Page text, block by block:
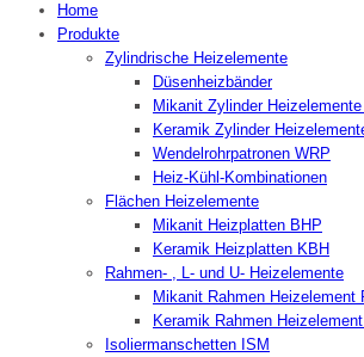
Home
Produkte
Zylindrische Heizelemente
Düsenheizbänder
Mikanit Zylinder
Keramik Zylinder
Wendelrohrpatronen WRP
Heiz-Kühl-Kombinationen
Flächen Heizelemente
Mikanit Heizplatten BHP
Keramik Heizplatten KBH
Rahmen- , L- und U- Heizelemente
Mikanit Rahmen Heizelement
Keramik Rahmen
Isoliermanschetten ISM